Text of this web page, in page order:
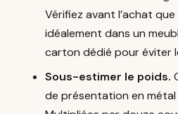
Vérifiez avant l’achat
idéalement dans un
carton dédié pour éviter
Sous-estimer le poids.
de présentation en